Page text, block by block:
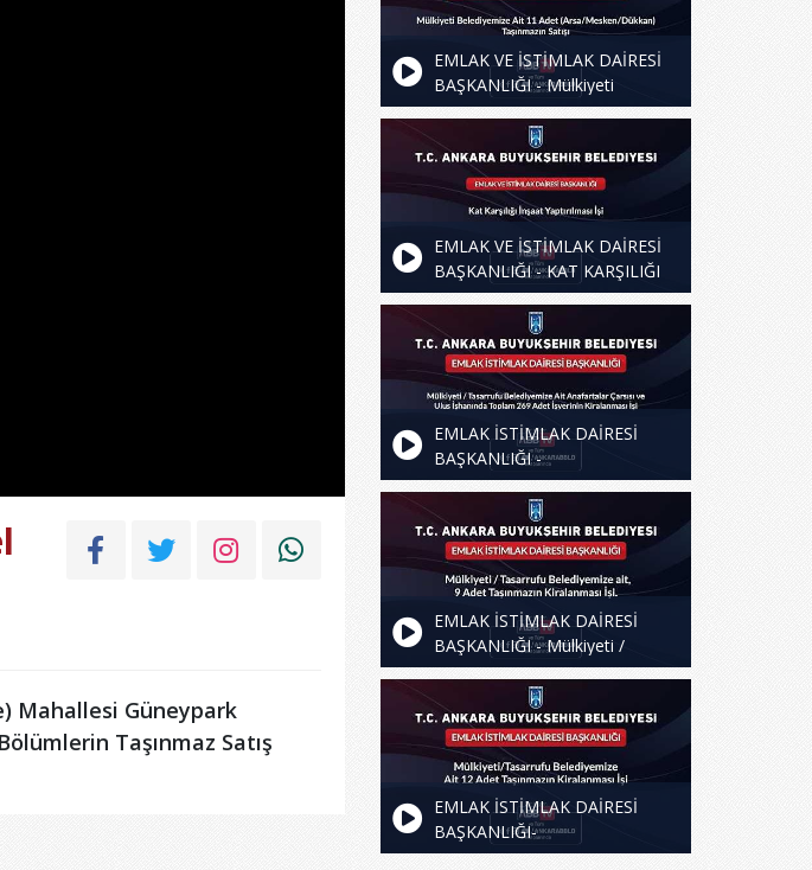
Mahallesi Güneypark
Taşınmaz Satış
EMLAK VE İSTİMLAK DAİRESİ
BAŞKANLIĞI - Mülkiyeti
Belediyemize Ait 11 Adet
(Arsa/Mesken/Dükkan)
Taşınmazın Satışı
EMLAK VE İSTİMLAK DAİRESİ
BAŞKANLIĞI - KAT KARŞILIĞI
İNŞAAT YAPTIRILMASI İŞİ
EMLAK İSTİMLAK DAİRESİ
BAŞKANLIĞI -
Mülkiyeti/Tasarrufu
Belediyemize Ait Anafartalar
Çarsısı ve Ulus İşhanında
Toplam 269 Adet İşyerinin
Kiralanması İşi
EMLAK İSTİMLAK DAİRESİ
BAŞKANLIĞI - Mülkiyeti /
Tasarrufu Belediyemize Ait, 9
Adet Taşınmazın Kiralanması İşi
EMLAK İSTİMLAK DAİRESİ
BAŞKANLIĞI-
Mülkiyeti/Tasarrufu